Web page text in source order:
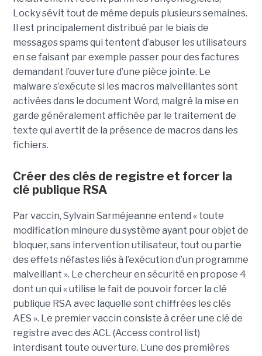
Locky sévit tout de même depuis plusieurs semaines.
Il est principalement distribué par le biais de
messages spams qui tentent d’abuser les utilisateurs
en se faisant par exemple passer pour des factures
demandant l’ouverture d’une pièce jointe. Le
malware s’exécute si les macros malveillantes sont
activées dans le document Word, malgré la mise en
garde généralement affichée par le traitement de
texte qui avertit de la présence de macros dans les
fichiers.
Créer des clés de registre et forcer la
clé publique RSA
Par vaccin, Sylvain Sarméjeanne entend « toute
modification mineure du système ayant pour objet de
bloquer, sans intervention utilisateur, tout ou partie
des effets néfastes liés à l’exécution d’un programme
malveillant ». Le chercheur en sécurité en propose 4
dont un qui « utilise le fait de pouvoir forcer la clé
publique RSA avec laquelle sont chiffrées les clés
AES ». Le premier vaccin consiste à créer une clé de
registre avec des ACL (Access control list)
interdisant toute ouverture. L’une des premières